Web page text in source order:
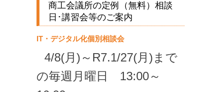
商工会議所の定例（無料）相談
日･講習会等のご案内
IT・デジタル化個別相談会
4/8(月)～R7.1/27(月)まで
の毎週月曜日 13:00～